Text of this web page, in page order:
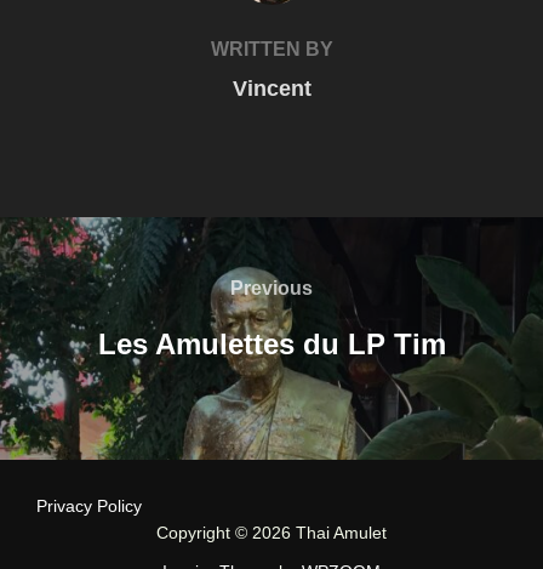
WRITTEN BY
Vincent
Post
navigation
Previous
Previous
Les Amulettes du LP Tim
Privacy Policy
Copyright © 2026 Thai Amulet